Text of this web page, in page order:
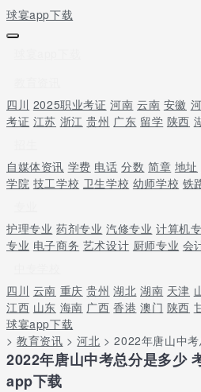
球宴app下载
四川 2025职业考证 河南 云南 安徽
考证 江苏 浙江 贵州 广东 留学 陕西
自媒体资讯 学费 电话 分数 简章 地址
学院 技工学校 卫生学校 幼师学校 铁
护理专业 药剂专业 汽修专业 计算机
专业 电子商务 艺术设计 厨师专业 会
四川 云南 重庆 贵州 湖北 湖南 天津
江西 山东 海南 广西 香港 澳门 陕西
球宴app下载
>教育资讯 >河北 > 2022年唐山中
2022年唐山中考总分是多少
app下载